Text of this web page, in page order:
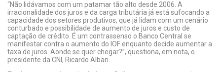
“Não lidávamos com um patamar tão alto desde 2006. A
irracionalidade dos juros e da carga tributária já está sufocando a
capacidade dos setores produtivos, que já lidam com um cenário
conturbado e possibilidade de aumento de juros e custo de
captação de crédito. É um contrassenso o Banco Central se
manifestar contra o aumento do IOF enquanto decide aumentar a
taxa de juros. Aonde se quer chegar?”, questiona, em nota, o
presidente da CNI, Ricardo Alban.